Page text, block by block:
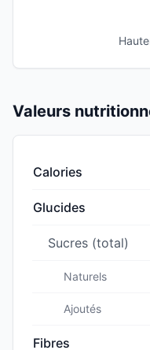
Valeurs
Calories
Glucides
Sucres (total)
Naturels
Ajoutés
Fibres